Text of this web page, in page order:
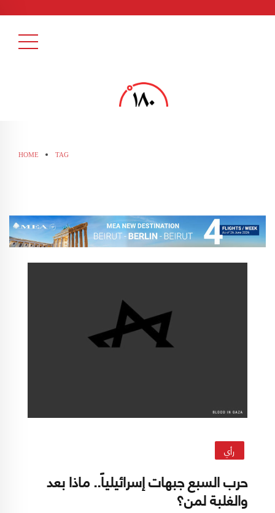
HOME TAG
رأي
حرب السبع جبهات إسرائيلياً.. ماذا بعد
والغلبة لمن؟